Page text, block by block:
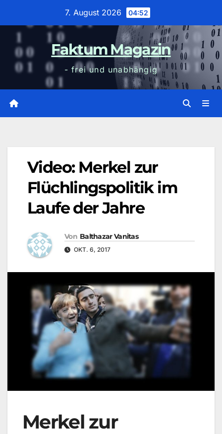
7. August 2026 04:52
Faktum Magazin
- frei und unabhängig
Video: Merkel zur
Flüchlingspolitik im
Laufe der Jahre
Von Balthazar Vanitas
OKT. 6, 2017
Merkel zur